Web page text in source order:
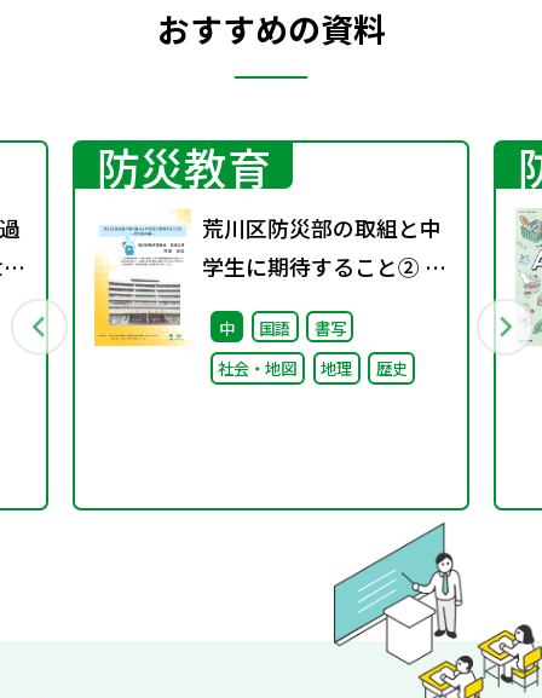
おすすめの資料
防災教育
荒川区防災部の取組と中
学生に期待すること② ～
取り組み編～
中 国語
書写
社会・地図
地理 歴史